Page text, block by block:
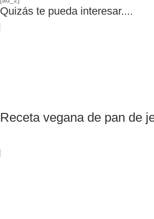
Quizás te pueda interesar....
Receta vegana de pan de